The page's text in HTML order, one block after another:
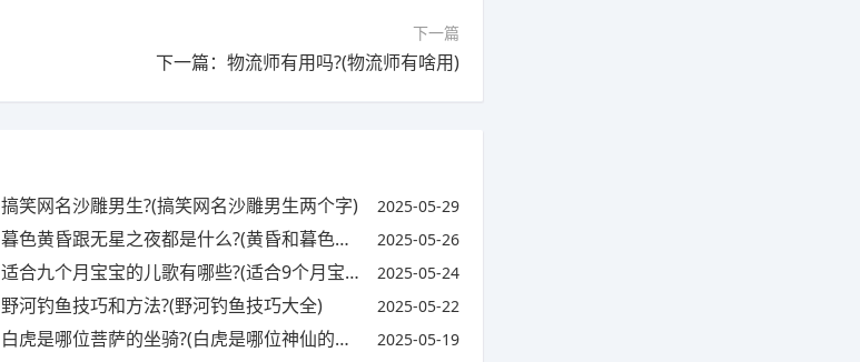
下一篇
下一篇：物流师有用吗?(物流师有啥用)
搞笑网名沙雕男生?(搞笑网名沙雕男生两个字) 2025-05-29
暮色黄昏跟无星之夜都是什么?(黄昏和暮色有什么区别) 2025-05-26
适合九个月宝宝的儿歌有哪些?(适合9个月宝宝的儿歌) 2025-05-24
野河钓鱼技巧和方法?(野河钓鱼技巧大全) 2025-05-22
白虎是哪位菩萨的坐骑?(白虎是哪位神仙的坐骑) 2025-05-19